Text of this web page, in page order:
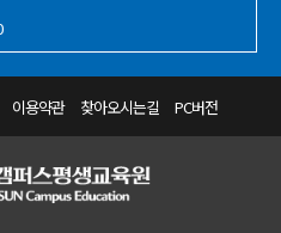
이용약관 찾아오시는길 PC버전